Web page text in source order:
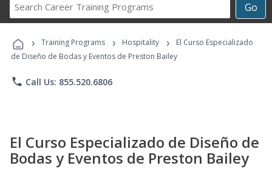
Go
Career
Programs
› Training Programs › Hospitality ›
El Curso Especializado
de Diseño de Bodas y Eventos de Preston Bailey
phone Call Us: 855.520.6806
El Curso Especializado de Diseño de
Bodas y Eventos de Preston Bailey